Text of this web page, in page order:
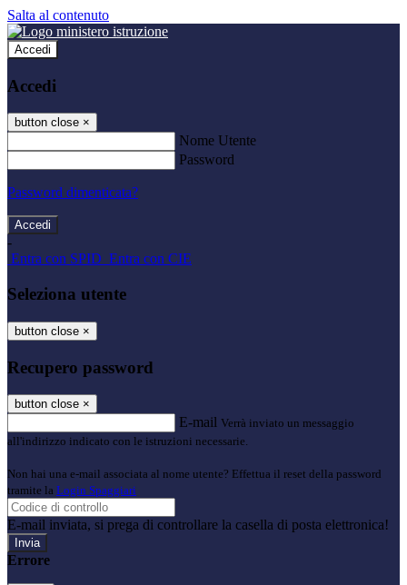
Salta al contenuto
Accedi
Accedi
button close ×
Nome Utente
Password
Password dimenticata?
-
Entra con SPID Entra con CIE
Seleziona utente
button close ×
Recupero password
button close ×
E-mail Verrà inviato un messaggio
all'indirizzo indicato con le istruzioni necessarie.
Non hai una e-mail associata al nome utente? Effettua il reset della password
tramite la Login Spaggiari
E-mail inviata, si prega di controllare la casella di posta elettronica!
Errore